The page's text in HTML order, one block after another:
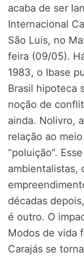
acaba de ser
Internacional
São Luis, no
feira (09/05).
1983, o Ibase
Brasil hipoteca
noção de
ainda. Nolivro,
relação ao
“poluição”.
ambientalistas,
décadas
é outro. O
Modos de vida
Carajás se